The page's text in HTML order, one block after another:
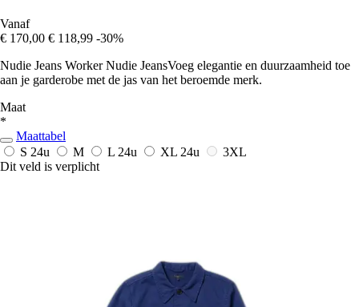
Vanaf
€ 170,00 € 118,99 -30%
Nudie Jeans Worker Nudie JeansVoeg elegantie en duurzaamheid toe
aan je garderobe met de jas van het beroemde merk.
Maat
*
Maattabel
S 24u M L 24u XL 24u
3XL
Dit veld is verplicht